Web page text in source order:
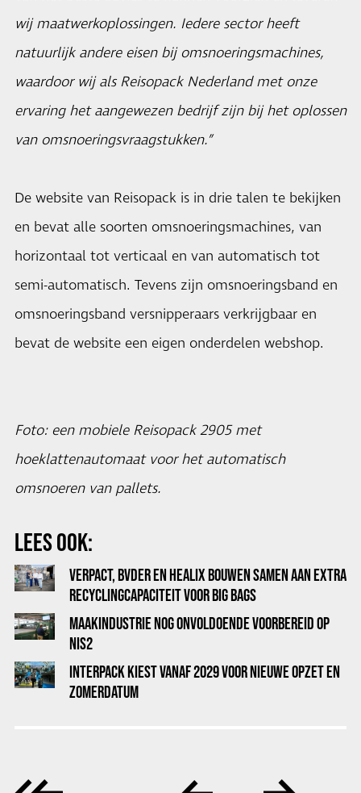
wij maatwerkoplossingen. Iedere sector heeft
natuurlijk andere eisen bij omsnoeringsmachines,
waardoor wij als Reisopack Nederland met onze
ervaring het aangewezen bedrijf zijn bij het oplossen
van omsnoeringsvraagstukken.”
De website van Reisopack is in drie talen te bekijken
en bevat alle soorten omsnoeringsmachines, van
horizontaal tot verticaal en van automatisch tot
semi-automatisch. Tevens zijn omsnoeringsband en
omsnoeringsband versnipperaars verkrijgbaar en
bevat de website een eigen onderdelen webshop.
Foto: een mobiele Reisopack 2905 met
hoeklattenautomaat voor het automatisch
omsnoeren van pallets.
LEES OOK:
VERPACT, BVDER EN HEALIX BOUWEN SAMEN AAN EXTRA
RECYCLINGCAPACITEIT VOOR BIG BAGS
MAAKINDUSTRIE NOG ONVOLDOENDE VOORBEREID OP
NIS2
INTERPACK KIEST VANAF 2029 VOOR NIEUWE OPZET EN
ZOMERDATUM